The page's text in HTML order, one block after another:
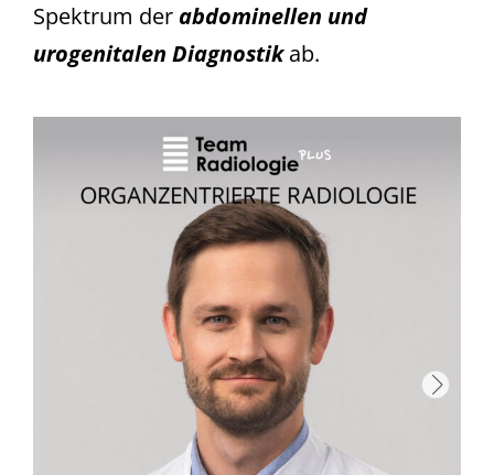
Spektrum derabdominellen und
urogenitalen Diagnostikab.